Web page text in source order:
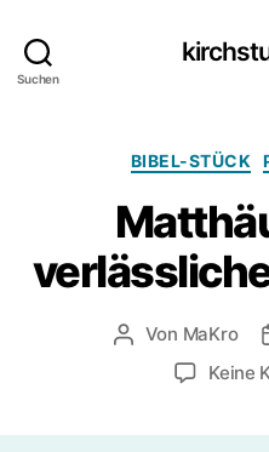
Suchen
BIBEL-STÜCK
Beitragsautor
Von MaKro
Keine